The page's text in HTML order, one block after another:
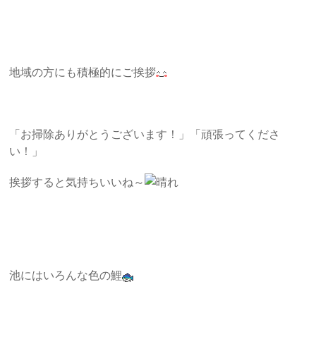
地域の方にも積極的にご挨拶
「お掃除ありがとうございます！」「頑張ってくださ
い！」
挨拶すると気持ちいいね～
池にはいろんな色の鯉